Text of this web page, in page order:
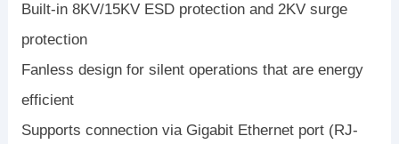
Built-in 8KV/15KV ESD protection and 2KV surge
protection
Fanless design for silent operations that are energy
efficient
Supports connection via Gigabit Ethernet port (RJ-